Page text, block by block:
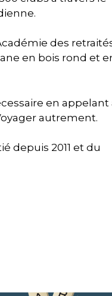
des
en bois rond et
en appelant
autrement.
depuis 2011 et du